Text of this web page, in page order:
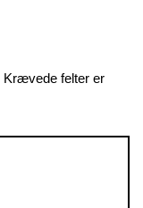
Krævede felter er